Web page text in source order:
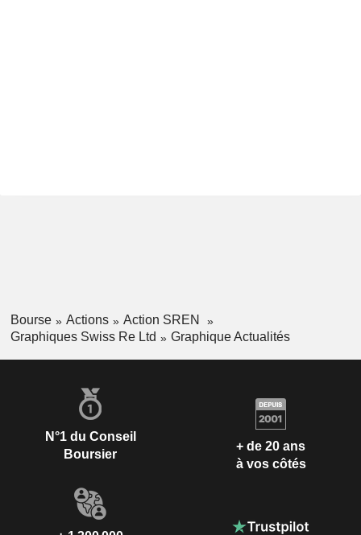
Bourse Actions
Action SREN
Graphiques Swiss Re Ltd
Graphique Actualités
N°1 du Conseil
Boursier
+ de 20 ans
à vos côtés